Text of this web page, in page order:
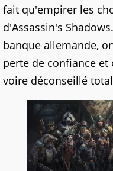
fait qu'empirer les
d'Assassin's
banque allemande,
perte de confiance
voire déconseillé